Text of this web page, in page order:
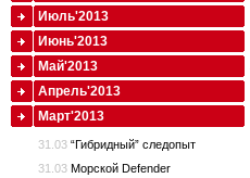
Июль'2013
Июнь'2013
Май'2013
Апрель'2013
Март'2013
31.03 “Гибридный” следопыт
31.03 Морской Defender